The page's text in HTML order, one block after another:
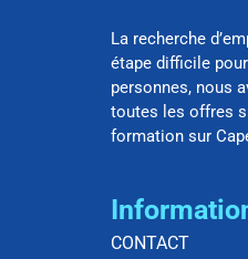
La recherche
étape difficile
personnes, nous
toutes les offres
formation sur
CONTACT